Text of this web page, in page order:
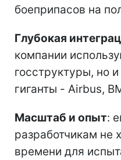
боеприпасов на
Глубокая
компании
госструктуры, но
гиганты - Airbus,
Масштаб и опыт:
разработчикам не
времени для